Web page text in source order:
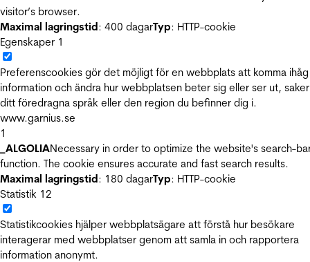
visitor’s browser.
Maximal lagringstid: 400 dagarTyp: HTTP-cookie
Egenskaper 1
Preferenscookies gör det möjligt för en webbplats att komma ihåg
information och ändra hur webbplatsen beter sig eller ser ut,
ditt föredragna språk eller den region du befinner dig i.
www.garnius.se
1
_ALGOLIANecessary in order to optimize the website's search-
function. The cookie ensures accurate and fast search results.
Maximal lagringstid: 180 dagarTyp: HTTP-cookie
Statistik 12
Statistikcookies hjälper webbplatsägare att förstå hur besökare
interagerar med webbplatser genom att samla in och rapportera
information anonymt.